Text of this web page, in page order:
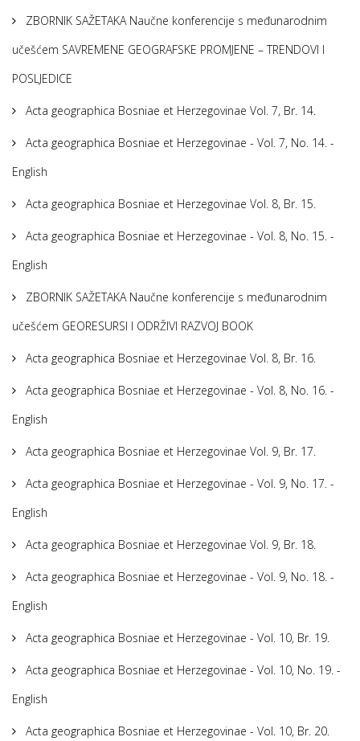
ZBORNIK SAŽETAKA Naučne konferencije s međunarodnim
učešćem SAVREMENE GEOGRAFSKE PROMJENE – TRENDOVI I
POSLJEDICE
Acta geographica Bosniae et Herzegovinae Vol. 7, Br. 14.
Acta geographica Bosniae et Herzegovinae - Vol. 7, No. 14. -
English
Acta geographica Bosniae et Herzegovinae Vol. 8, Br. 15.
Acta geographica Bosniae et Herzegovinae - Vol. 8, No. 15. -
English
ZBORNIK SAŽETAKA Naučne konferencije s međunarodnim
učešćem GEORESURSI I ODRŽIVI RAZVOJ BOOK
Acta geographica Bosniae et Herzegovinae Vol. 8, Br. 16.
Acta geographica Bosniae et Herzegovinae - Vol. 8, No. 16. -
English
Acta geographica Bosniae et Herzegovinae Vol. 9, Br. 17.
Acta geographica Bosniae et Herzegovinae - Vol. 9, No. 17. -
English
Acta geographica Bosniae et Herzegovinae Vol. 9, Br. 18.
Acta geographica Bosniae et Herzegovinae - Vol. 9, No. 18. -
English
Acta geographica Bosniae et Herzegovinae - Vol. 10, Br. 19.
Acta geographica Bosniae et Herzegovinae - Vol. 10, No. 19. -
English
Acta geographica Bosniae et Herzegovinae - Vol. 10, Br. 20.